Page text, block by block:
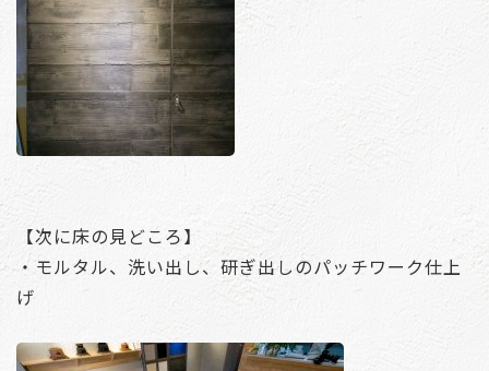
【次に床の見どころ】
・モルタル、洗い出し、研ぎ出しのパッチワーク仕上
げ